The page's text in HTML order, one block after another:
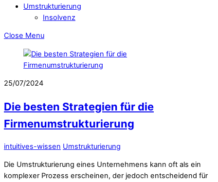
Umstrukturierung
Insolvenz
Close Menu
25/07/2024
Die besten Strategien für die
Firmenumstrukturierung
intuitives-wissen Umstrukturierung
Die Umstrukturierung eines Unternehmens kann oft als ein
komplexer Prozess erscheinen, der jedoch entscheidend für